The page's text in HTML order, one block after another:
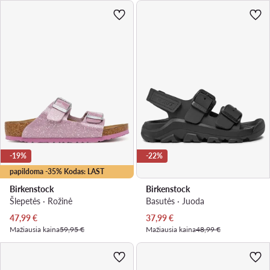
papildoma -35% Kodas: LAST
-19%
Birkenstock
Šlepetės · Rožinė
Dabartinė kaina
47,99€
Mažiausia kaina59,95 €
-22%
Birkenstock
Basutės · Juoda
Dabartinė kaina
37,99€
Mažiausia kaina48,99 €